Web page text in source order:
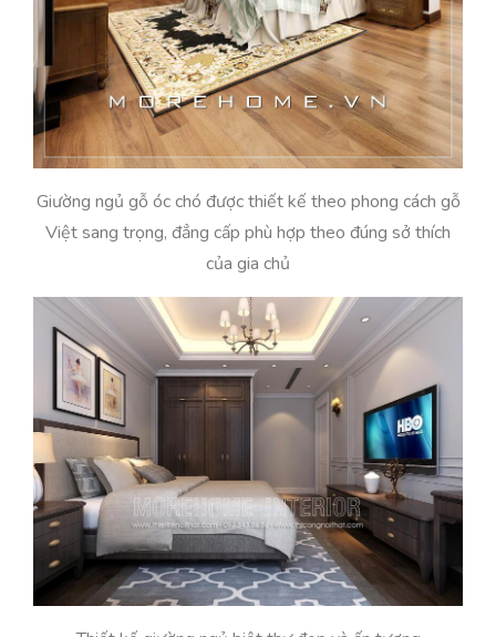
Giường ngủ gỗ óc chó được thiết kế theo phong cách gỗ
Việt sang trọng, đẳng cấp phù hợp theo đúng sở thích
của gia chủ